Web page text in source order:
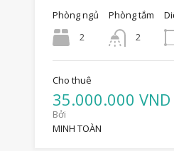
Phòng ngủ
2
Phòng tắm
2
Cho thuê
35.000.000 VND
Bởi
MINH TOÀN